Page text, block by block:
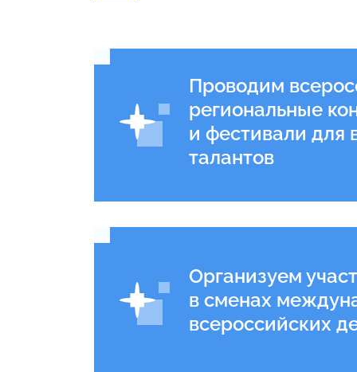
Вега.
лето
Проводим
региональные
и фестивали для
талантов
Организуем
в сменах
всероссийских